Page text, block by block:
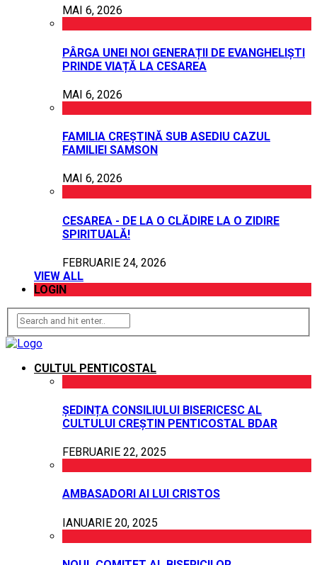
MAI 6, 2026
PÂRGA UNEI NOI GENERAȚII DE EVANGHELIȘTI
PRINDE VIAȚĂ LA CESAREA
MAI 6, 2026
FAMILIA CREȘTINĂ SUB ASEDIU CAZUL
FAMILIEI SAMSON
MAI 6, 2026
CESAREA - DE LA O CLĂDIRE LA O ZIDIRE
SPIRITUALĂ!
FEBRUARIE 24, 2026
VIEW ALL
LOGIN
CULTUL PENTICOSTAL
ȘEDINȚA CONSILIULUI BISERICESC AL
CULTULUI CREȘTIN PENTICOSTAL BDAR
FEBRUARIE 22, 2025
AMBASADORI AI LUI CRISTOS
IANUARIE 20, 2025